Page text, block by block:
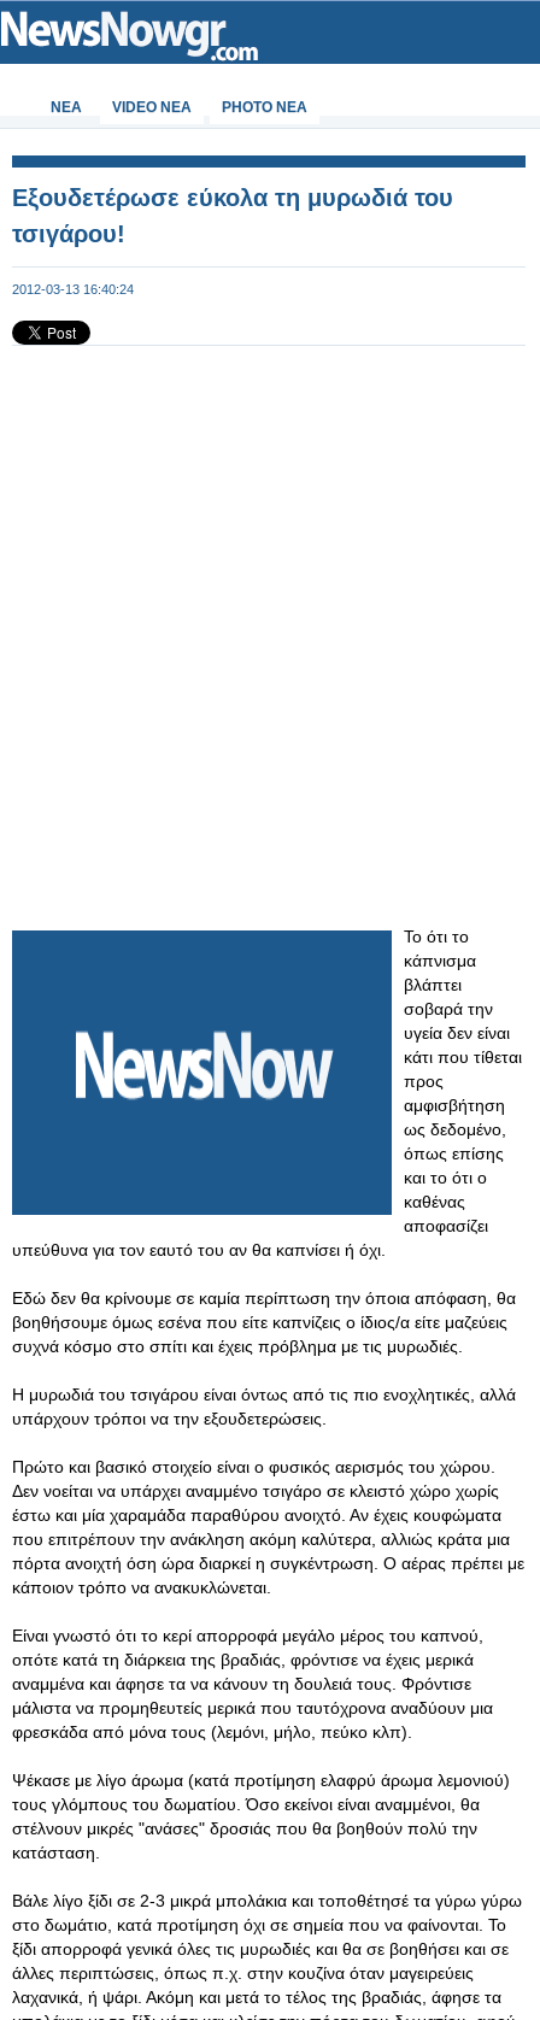
ΝΕΑ VIDEO NEA PHOTO NEA
Εξουδετέρωσε εύκολα τη μυρωδιά του
τσιγάρου!
2012-03-13 16:40:24
Το ότι το
κάπνισμα
βλάπτει
σοβαρά την
υγεία δεν είναι
κάτι που τίθεται
προς
αμφισβήτηση
ως δεδομένο,
όπως επίσης
και το ότι ο
καθένας
αποφασίζει
υπεύθυνα για τον εαυτό του αν θα καπνίσει ή όχι.
Εδώ δεν θα κρίνουμε σε καμία περίπτωση την όποια απόφαση, θα
βοηθήσουμε όμως εσένα που είτε καπνίζεις ο ίδιος/α είτε μαζεύεις
συχνά κόσμο στο σπίτι και έχεις πρόβλημα με τις μυρωδιές.
Η μυρωδιά του τσιγάρου είναι όντως από τις πιο ενοχλητικές, αλλά
υπάρχουν τρόποι να την εξουδετερώσεις.
Πρώτο και βασικό στοιχείο είναι ο φυσικός αερισμός του χώρου.
Δεν νοείται να υπάρχει αναμμένο τσιγάρο σε κλειστό χώρο χωρίς
έστω και μία χαραμάδα παραθύρου ανοιχτό. Αν έχεις κουφώματα
που επιτρέπουν την ανάκληση ακόμη καλύτερα, αλλιώς κράτα μια
πόρτα ανοιχτή όση ώρα διαρκεί η συγκέντρωση. Ο αέρας πρέπει με
κάποιον τρόπο να ανακυκλώνεται.
Είναι γνωστό ότι το κερί απορροφά μεγάλο μέρος του καπνού,
οπότε κατά τη διάρκεια της βραδιάς, φρόντισε να έχεις μερικά
αναμμένα και άφησε τα να κάνουν τη δουλειά τους. Φρόντισε
μάλιστα να προμηθευτείς μερικά που ταυτόχρονα αναδύουν μια
φρεσκάδα από μόνα τους (λεμόνι, μήλο, πεύκο κλπ).
Ψέκασε με λίγο άρωμα (κατά προτίμηση ελαφρύ άρωμα λεμονιού)
τους γλόμπους του δωματίου. Όσο εκείνοι είναι αναμμένοι, θα
στέλνουν μικρές "ανάσες" δροσιάς που θα βοηθούν πολύ την
κατάσταση.
Βάλε λίγο ξίδι σε 2-3 μικρά μπολάκια και τοποθέτησέ τα γύρω γύρω
στο δωμάτιο, κατά προτίμηση όχι σε σημεία που να φαίνονται. Το
ξίδι απορροφά γενικά όλες τις μυρωδιές και θα σε βοηθήσει και σε
άλλες περιπτώσεις, όπως π.χ. στην κουζίνα όταν μαγειρεύεις
λαχανικά, ή ψάρι. Ακόμη και μετά το τέλος της βραδιάς, άφησε τα